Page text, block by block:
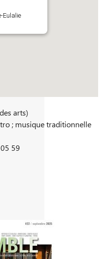
Eulalie
arts)
; musique traditionnelle
59